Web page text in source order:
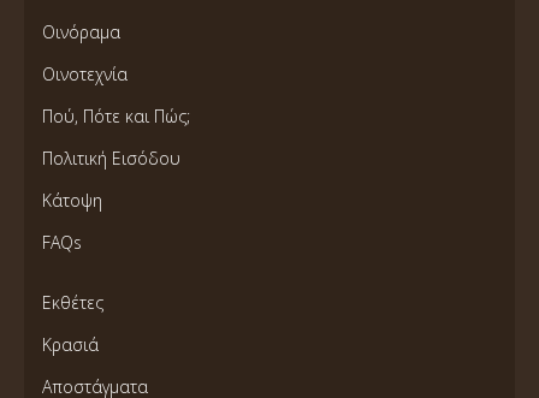
Οινόραμα
Οινοτεχνία
Πού, Πότε και Πώς;
Πολιτική Εισόδου
Κάτοψη
FAQs
Εκθέτες
Κρασιά
Αποστάγματα